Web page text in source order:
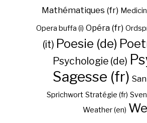
Mathématiques (fr)
Opera buffa (i) Opéra (fr)
(it) Poesie (de)
Psychologie (de)
Sagesse (fr)
Sprichwort Stratégie (fr)
Weather (en)